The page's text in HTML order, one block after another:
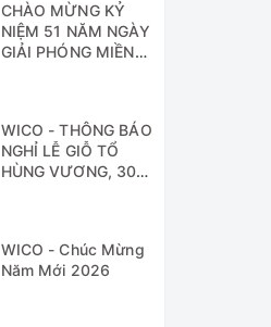
CHÀO MỪNG KỶ
NIỆM 51 NĂM NGÀY
GIẢI PHÓNG MIỀN
WICO - THÔNG BÁO
NGHỈ LỄ GIỖ TỔ
HÙNG VƯƠNG, 30/4
WICO - Chúc Mừng
Năm Mới 2026